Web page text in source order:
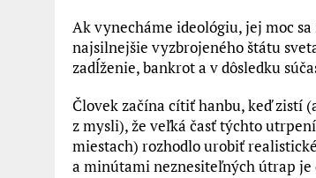
Ak vynecháme ideológiu, jej moc
najsilnejšie vyzbrojeného štátu
zadĺženie, bankrot a v dôsledku
Človek začína cítiť hanbu, keď zistí
z mysli), že veľká časť týchto
miestach) rozhodlo urobiť
a minútami neznesiteľných útrap je